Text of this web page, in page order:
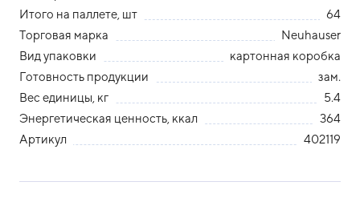
Итого на паллете, шт
64
Торговая марка
Neuhauser
Вид упаковки
картонная коробка
Готовность продукции
зам.
Вес единицы, кг
5.4
Энергетическая ценность, ккал
364
Артикул
402119